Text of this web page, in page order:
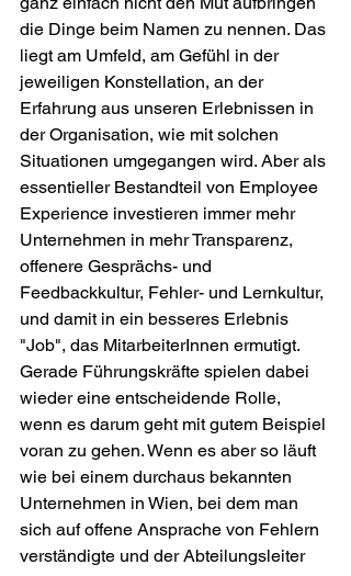
die Dinge beim Namen zu nennen. Das
liegt am Umfeld, am Gefühl in der
jeweiligen Konstellation, an der
Erfahrung aus unseren Erlebnissen in
der Organisation, wie mit solchen
Situationen umgegangen wird. Aber als
essentieller Bestandteil von Employee
Experience investieren immer mehr
Unternehmen in mehr Transparenz,
offenere Gesprächs- und
Feedbackkultur, Fehler- und Lernkultur,
und damit in ein besseres Erlebnis
"Job", das MitarbeiterInnen ermutigt.
Gerade Führungskräfte spielen dabei
wieder eine entscheidende Rolle,
wenn es darum geht mit gutem Beispiel
voran zu gehen. Wenn es aber so läuft
wie bei einem durchaus bekannten
Unternehmen in Wien, bei dem man
sich auf offene Ansprache von Fehlern
verständigte und der Abteilungsleiter